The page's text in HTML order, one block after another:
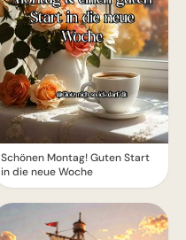
Schönen Montag! Guten Start
in die neue Woche